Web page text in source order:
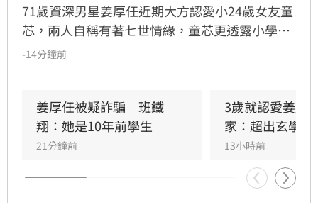
71歲資深男星姜厚任近期大方認愛小24歲女友童
芯，兩人自稱有著七世情緣，童芯更透露小學時
曾連寄3封明信片示愛，這段塵封39年的緣分引
當時她自稱台大研究生並扮演台鐵女黑手，與現
在形象有所出入。擁有台大高學歷的童芯背景備
受關注，這段跨越年齡與前世今生的戀情，隨著
媒體報導及過往經歷被翻出，在網路上掀起兩極
化討論，也讓姜厚任的感情生活再次成為大眾焦
點。
-14分鐘前
姜厚任被疑詐騙　班鐵
翔：她是10年前學生
21分鐘前
3歲就認愛姜厚
家：超出玄學範
13小時前